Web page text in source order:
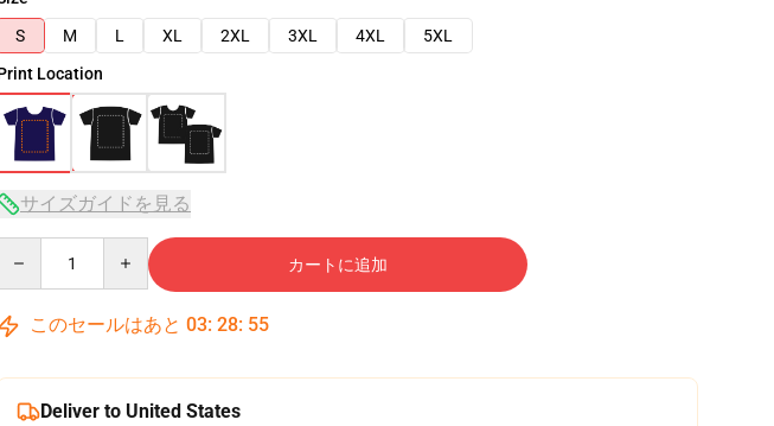
S
M L XL 2XL 3XL 4XL
5XL
Location
サイズガイドを見る
カートに追加
このセールはあと 03: 28: 54
Deliver to United States